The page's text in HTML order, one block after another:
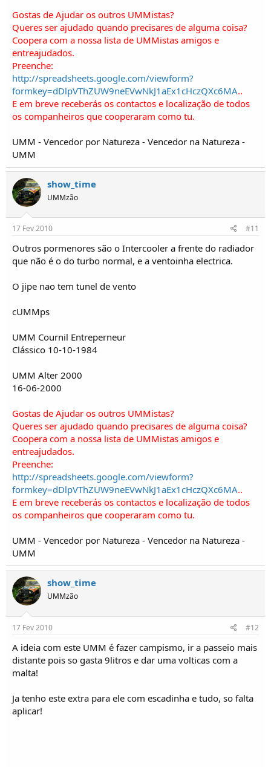
Gostas de Ajudar os outros UMMistas?
Queres ser ajudado quando precisares de alguma coisa?
Coopera com a nossa lista de UMMistas amigos e
entreajudados.
Preenche:
http://spreadsheets.google.com/viewform?
formkey=dDlpVThZUW9neEVwNkJ1aEx1cHczQXc6MA..
E em breve receberás os contactos e localização de todos
os companheiros que cooperaram como tu.
UMM - Vencedor por Natureza - Vencedor na Natureza -
UMM
show_time
UMMzão
17 Fev 2010 #11
Outros pormenores são o Intercooler a frente do radiador
que não é o do turbo normal, e a ventoinha electrica.
O jipe nao tem tunel de vento
cUMMps
UMM Cournil Entreperneur
Clássico 10-10-1984
UMM Alter 2000
16-06-2000
Gostas de Ajudar os outros UMMistas?
Queres ser ajudado quando precisares de alguma coisa?
Coopera com a nossa lista de UMMistas amigos e
entreajudados.
Preenche:
http://spreadsheets.google.com/viewform?
formkey=dDlpVThZUW9neEVwNkJ1aEx1cHczQXc6MA..
E em breve receberás os contactos e localização de todos
os companheiros que cooperaram como tu.
UMM - Vencedor por Natureza - Vencedor na Natureza -
UMM
show_time
UMMzão
17 Fev 2010 #12
A ideia com este UMM é fazer campismo, ir a passeio mais
distante pois so gasta 9litros e dar uma volticas com a
malta!
Ja tenho este extra para ele com escadinha e tudo, so falta
aplicar!